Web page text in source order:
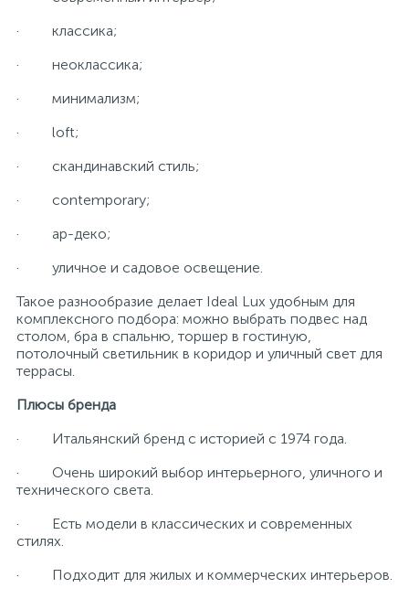
· классика;
· неоклассика;
· минимализм;
· loft;
· скандинавский стиль;
· contemporary;
· ар-деко;
· уличное и садовое освещение.
Такое разнообразие делает Ideal Lux удобным для
комплексного подбора: можно выбрать подвес над
столом, бра в спальню, торшер в гостиную,
потолочный светильник в коридор и уличный свет для
террасы.
Плюсы бренда
· Итальянский бренд с историей с 1974 года.
· Очень широкий выбор интерьерного, уличного и
технического света.
· Есть модели в классических и современных
стилях.
· Подходит для жилых и коммерческих интерьеров.